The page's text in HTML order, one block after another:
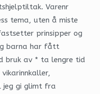
Varenr
tema, uten å miste
prinsipper og
barna har fått
bruk av * ta lengre tid
jeg gi glimt fra